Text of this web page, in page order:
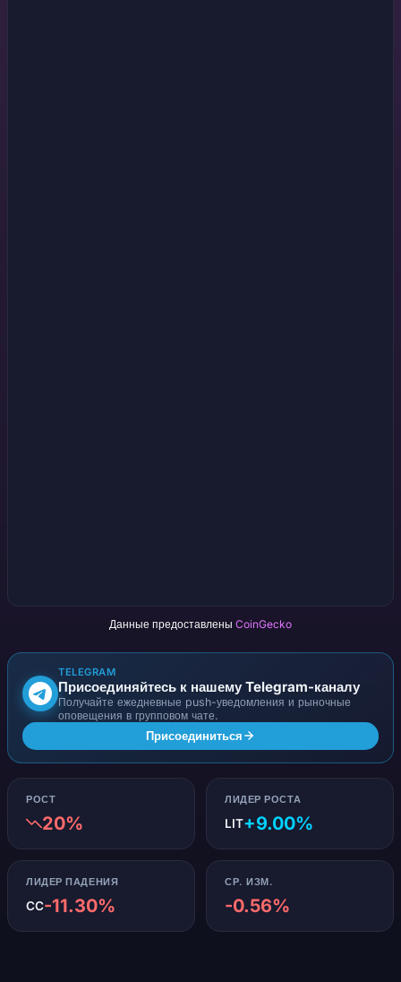
Данные предоставлены CoinGecko
TELEGRAM
Присоединяйтесь к нашему Telegram-каналу
Получайте ежедневные push-уведомления и рыночные
оповещения в групповом чате.
Присоединиться
РОСТ
20%
ЛИДЕР РОСТА
LIT+9.00%
ЛИДЕР ПАДЕНИЯ
CC-11.30%
СР. ИЗМ.
-0.56%